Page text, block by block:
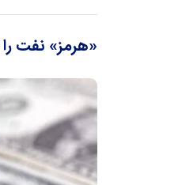
«هرمز» نفت